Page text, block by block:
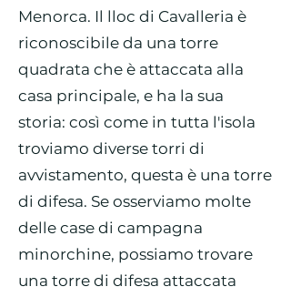
Menorca. Il lloc di Cavalleria è
riconoscibile da una torre
quadrata che è attaccata alla
casa principale, e ha la sua
storia: così come in tutta l'isola
troviamo diverse torri di
avvistamento, questa è una torre
di difesa. Se osserviamo molte
delle case di campagna
minorchine, possiamo trovare
una torre di difesa attaccata